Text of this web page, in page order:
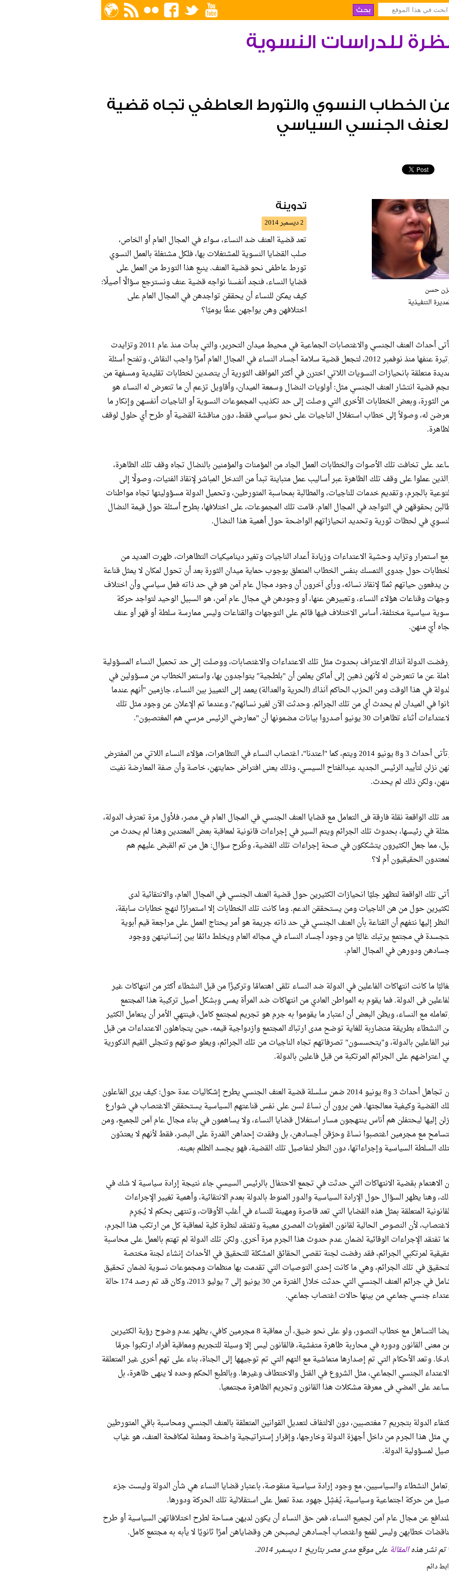
للدراسات النسوية
الخطاب النسوي والتورط العاطفي تجاه قضية
الجنسي السياسي
حسن
التنفيذية
تدوينة
2 ديسمبر 2014
تعد قضية العنف ضد النساء، سواء في المجال العام أو الخاص،
صلب القضايا النسوية للمشتغلات بها، فلكل مشتغلة بالعمل النسوي
تورط عاطفى نحو قضية العنف. ينبع هذا التورط من العمل على
قضايا النساء، فنجد أنفسنا نواجه قضية عنف ونسترجع سؤالًا أصيلًا:
كيف يمكن للنساء أن يحققن تواجدهن في المجال العام على
اختلافهن وهن يواجهن عنفًا يوميًا؟
تأتى أحداث العنف الجنسي والاغتصابات الجماعية في محيط ميدان التحرير، والتي بدأت منذ عام 2011 وتزايدت
وتيرة عنفها منذ نوفمبر 2012، لتجعل قضية سلامة أجساد النساء في المجال العام أمرًا واجب النقاش، وتفتح أسئلة
متعلقة بانحيازات النسويات اللاتي اخترن في أكثر المواقف الثورية أن يتصدين لخطابات تقليدية ومسفهة من
قضية انتشار العنف الجنسي مثل: أولويات النضال وسمعة الميدان، وأقاويل تزعم أن ما تتعرض له النساء هو
الثورة، وبعض الخطابات الأخرى التي وصلت إلى حد تكذيب المجموعات النسوية أو الناجيات أنفسهن وإنكار ما
له، وصولاً إلى خطاب استغلال الناجيات على نحو سياسي فقط، دون مناقشة القضية أو طرح أي حلول لوقف
على تخافت تلك الأصوات والخطابات العمل الجاد من المؤمنات والمؤمنين بالنضال تجاه وقف تلك الظاهرة،
عملوا على وقف تلك الظاهرة عبر أساليب عمل متباينة تبدأ من التدخل المباشر لإنقاذ الفتيات، وصولًا إلى
بالجرم، وتقديم خدمات للناجيات، والمطالبة بمحاسبة المتورطين، وتحميل الدولة مسؤوليتها تجاه مواطنات
بحقوقهن في التواجد في المجال العام. قامت تلك المجموعات، على اختلافها، بطرح أسئلة حول قيمة النضال
في لحظات ثورية وتحديد انحيازاتهم الواضحة حول أهمية هذا النضال.
استمرار وتزايد وحشية الاعتداءات وزيادة أعداد الناجيات وتغير ديناميكيات التظاهرات، ظهرت العديد من
حول جدوى التمسك بنفس الخطاب المتعلق بوجوب حماية ميدان الثورة بعد أن تحول لمكان لا يمثل قناعة
يدفعون حياتهم ثمنًا لإنقاذ نسائه، ورأى آخرون أن وجود مجال عام آمن هو في حد ذاته فعل سياسي وأن اختلاف
وقناعات هؤلاء النساء، وتعبيرهن عنها، أو وجودهن في مجال عام آمن، هو السبيل الوحيد لتواجد حركة
سياسية مختلفة، أساس الاختلاف فيها قائم على التوجهات والقناعات وليس ممارسة سلطة أو قهر أو عنف
أيّ منهن.
الدولة آنذاك الاعتراف بحدوث مثل تلك الاعتداءات والاغتصابات، ووصلت إلى حد تحميل النساء المسؤولية
عن ما تتعرضن له لأنهن ذهبن إلى أماكن يعلمن أن "بلطجية" يتواجدون بها، واستمر الخطاب من مسؤولين في
في هذا الوقت ومن الحزب الحاكم آنذاك (الحرية والعدالة) يعمد إلى التمييز بين النساء، جازمين "أنهم عندما
في الميدان لم يحدث أي من تلك الجرائم. وحدثت الآن لغير نسائهم"، وعندما تم الإعلان عن وجود مثل تلك
أثناء تظاهرات 30 يونيو أصدروا بيانات مضمونها أن "معارضي الرئيس مرسي هم المغتصبون".
وتأتى أحداث 3 و8 يونيو 2014 ويتم، كما "اعتدنا"، اغتصاب النساء في التظاهرات، هؤلاء النساء اللاتي من المفترض
نزلن لتأييد الرئيس الجديد عبدالفتاح السيسي، وذلك يعنى افتراض حمايتهن، خاصة وأن صفة المعارضة نفيت
ولكن ذلك لم يحدث.
تلك الواقعة نقلة فارقة فى التعامل مع قضايا العنف الجنسي في المجال العام في مصر، فلأول مرة تعترف الدولة،
في رئيسها، بحدوث تلك الجرائم ويتم السير في إجراءات قانونية لمعاقبة بعض المعتدين وهذا لم يحدث من
مما جعل الكثيرون يتشككون في صحة إجراءات تلك القضية، وطُرح سؤال: هل من تم القبض عليهم هم
الحقيقيون أم لا؟
تلك الواقعة لتظهر جليًا انحيازات الكثيرين حول قضية العنف الجنسي في المجال العام، والانتقائية لدى
حول من هن الناجيات ومن يستحققن الدعم. وما كانت تلك الخطابات إلا استمرارًا لنهج خطابات سابقة،
إليها نتفهم أن القناعة بأن العنف الجنسي في حد ذاته جريمة هو أمر يحتاج العمل على مراجعة قيم أبوية
في مجتمع يرتبك غالبًا من وجود أجساد النساء في مجاله العام ويخلط دائمًا بين إنسانيتهن ووجود
ودورهن في المجال العام.
ما كانت انتهاكات الفاعلين في الدولة ضد النساء تلقى اهتمامًا وتركيزًا من قبل النشطاء أكثر من انتهاكات غير
فى الدولة. فما يقوم به المواطن العادي من انتهاكات ضد المرأة يمس وبشكل أصيل تركيبة هذا المجتمع
مع النساء، ويظن البعض أن اعتبار ما يقوموا به جرم هو تجريم لمجتمع كامل، فينتهي الأمر أن يتعامل الكثير
النشطاء بطريقة متضاربة للغاية توضح مدى ارتباك المجتمع وازدواجية قيمه، حين يتجاهلون الاعتداءات من قبل
الفاعلين بالدولة، و"يتحسسون" تصرفاتهم تجاه الناجيات من تلك الجرائم، ويعلو صوتهم وتتجلى القيم الذكورية
اعتراضهم على الجرائم المرتكبة من قبل فاعلين بالدولة.
إن تجاهل أحداث 3 و8 يونيو 2014 ضمن سلسلة قضية العنف الجنسي يطرح إشكاليات عدة حول: كيف يرى الفاعلون
القضية وكيفية معالجتها. فمن يرون أن نساءً لسن على نفس قناعتهم السياسية يستحققن الاغتصاب في شوارع
إليها ليحتفلن هم أناس ينتهجون مسار استغلال قضايا النساء، ولا يساهمون في بناء مجال عام آمن للجميع، ومن
مع مجرمين اغتصبوا نساءً وحرّقن أجسادهن، بل وفقدت إحداهن القدرة على البصر، فقط لأنهم لا يعتدّون
السلطة السياسية وإجراءاتها، دون النظر لتفاصيل تلك القضية، فهو يجسد الظلم بعينه.
الاهتمام بقضية الانتهاكات التي حدثت في تجمع الاحتفال بالرئيس السيسي جاء نتيجة إرادة سياسية لا شك في
وهنا يظهر السؤال حول الإرادة السياسية والدور المنوط بالدولة بعدم الانتقائية، وأهمية تغيير الإجراءات
المتعلقة بمثل هذه القضايا التي تعد قاصرة ومهينة للنساء في أغلب الأوقات، وتنتهى بحكم لا يُجَرِم
لأن النصوص الحالية لقانون العقوبات المصرى معيبة وتفتقد لنظرة كلية لمعاقبة كل من ارتكب هذا الجرم،
تفتقد الإجراءات الوقائية لضمان عدم حدوث هذا الجرم مرة أخرى. ولكن تلك الدولة لم تهتم بالعمل على محاسبة
لمرتكبي الجرائم، فقد رفضت لجنة تقصى الحقائق المشكلة للتحقيق في الأحداث إنشاء لجنة مختصة
في تلك الجرائم، وهي ما كانت إحدى التوصيات التي تقدمت بها منظمات ومجموعات نسوية لضمان تحقيق
شامل في جرائم العنف الجنسي التي حدثت خلال الفترة من 30 يونيو إلى 7 يوليو 2013، وكان قد تم رصد 174 حالة
جنسي جماعي من بينها حالات اغتصاب جماعي.
أيضا التساهل مع خطاب التصور، ولو على نحو ضيق، أن معاقبة 8 مجرمين كافي، يظهر عدم وضوح رؤية الكثيرين
معنى القانون ودوره في محاربة ظاهرة متفشية، فالقانون ليس إلا وسيلة للتجريم ومعاقبة أفراد ارتكبوا جرمًا
وتعد الأحكام التي تم إصدارها متماشية مع التهم التي تم توجيهها إلى الجناة، بناء على تهم أخرى غير المتعلقة
الجنسي الجماعي، مثل الشروع في القتل والاختطاف وغيرها. وبالطبع الحكم وحده لا ينهى ظاهرة، بل
على المضي فى معرفة مشكلات هذا القانون وتجريم الظاهرة مجتمعيا.
اكتفاء الدولة بتجريم 7 مغتصبين، دون الالتفاف لتعديل القوانين المتعلقة بالعنف الجنسي ومحاسبة باقي المتورطين
مثل هذا الجرم من داخل أجهزة الدولة وخارجها، وإقرار إستراتيجية واضحة ومعلنة لمكافحة العنف، هو غياب
لمسؤولية الدولة.
النشطاء والسياسيين، مع وجود إرادة سياسية منقوصة، باعتبار قضايا النساء هي شأن الدولة وليست جزء
من حركة اجتماعية وسياسية، يُفشِل جهود عدة تعمل على استقلالية تلك الحركة ودورها.
عن مجال عام آمن لجميع النساء، فمن حق النساء أن يكون لديهن مساحة لطرح اختلافاتهن السياسية أو طرح
خطابهن وليس لقمع واغتصاب أجسادهن ليصبحن هن وقضاياهن أمرًا ثانويًا لا يأبه به مجتمع كامل.
نشر هذهالمقالة على موقع مدى مصر بتاريخ 1 ديسمبر 2014.
دائم